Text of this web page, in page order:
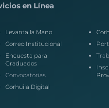
en Línea
Levanta la Mano
Correo Institucional
Encuesta para
Graduados
Convocatorias
Corhuila Digital